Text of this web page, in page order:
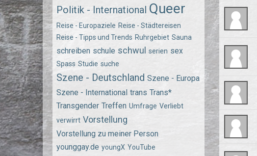
Politik - International Queer
Reise - Europaziele Reise - Städtereisen
Reise - Tipps und Trends Ruhrgebiet Sauna
schreiben schule schwul serien sex
Spass Studie suche
Szene - Deutschland Szene - Europa
Szene - International trans Trans*
Transgender Treffen Umfrage Verliebt
verwirrt Vorstellung
Vorstellung zu meiner Person
younggay.de youngX YouTube